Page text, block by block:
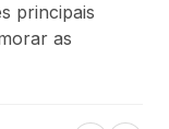
principais
as